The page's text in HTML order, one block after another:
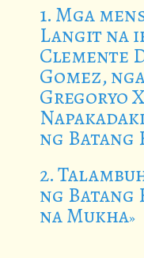
1. Mga
Langit na
Clemente
Gomez,
Gregoryo
ng Batang
2.
ng Batang
na Mukha